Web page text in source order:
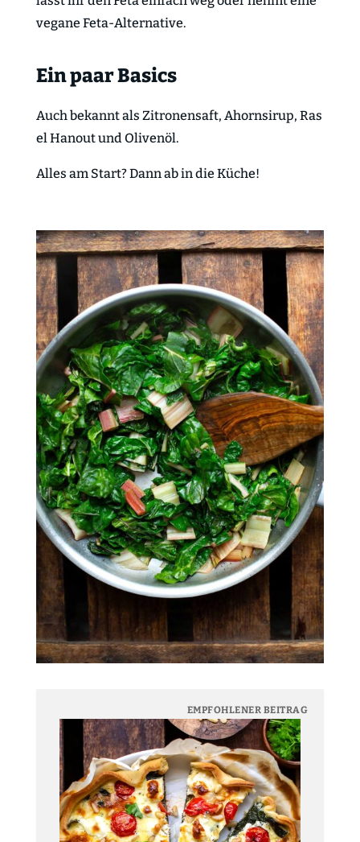
vegane Feta-Alternative.
Ein paar Basics
Auch bekannt als Zitronensaft, Ahornsirup, Ras
el Hanout und Olivenöl.
Alles am Start? Dann ab in die Küche!
EMPFOHLENER BEITRAG